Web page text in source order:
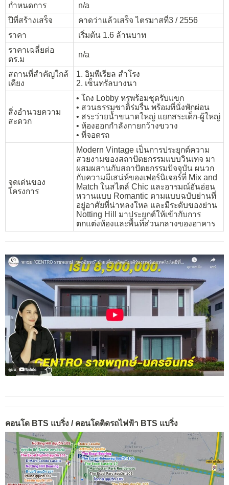
กำหนดการ
n/a
ปีที่สร้างเสร็จ
คาดว่าแล้วเสร็จ ไตรมาสที่3 / 2556
ราคา
เริ่มต้น 1.6 ล้านบาท
ราคาเฉลี่ยต่อ
ตร.ม
n/a
สถานที่สำคัญใกล้
เคียง
1. อิมพีเรียล สำโรง
2. เซ็นทรัลบางนา
สิ่งอำนวยความ
สะดวก
• โถง Lobby หรูพร้อมชุดรับแขก
• สวนธรรมชาติร่มรื่น พร้อมที่นั่งพักผ่อน
• สระว่ายน้ำขนาดใหญ่ แยกสระเด็ก-ผู้ใหญ่
• ห้องออกกำลังกายกว้างขวาง
• ที่จอดรถ
จุดเด่นของ
โครงการ
Modern Vintage เป็นการประยุกต์ความ
สวยงามของสถาปัตยกรรมแบบวินเทจ มา
ผสมผสานกับสถาปัตยกรรมปัจจุบัน ผนวก
กับความมีเสน่ห์ของเฟอร์นิเจอร์ที่ Mix and
Match ในสไตล์ Chic และอารมณ์อันอ่อน
หวานแบบ Romantic ตามแบบฉบับย่านที่
อยู่อาศัยที่น่าหลงใหล และมีระดับของย่าน
Notting Hill มาประยุกต์ให้เข้ากับการ
ตกแต่งห้องและพื้นที่ส่วนกลางของอาคาร
คอนโด BTS แบริ่ง / คอนโดติดรถไฟฟ้า BTS แบริ่ง